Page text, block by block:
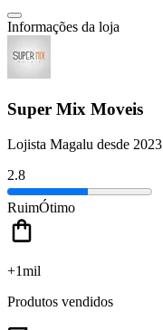
Informações da loja
Super Mix Moveis
Lojista Magalu desde 2023
2.8
RuimÓtimo
+1mil
Produtos vendidos